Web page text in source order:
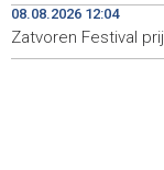
regiona
08.08.2026 12:04
Zatvoren Festival